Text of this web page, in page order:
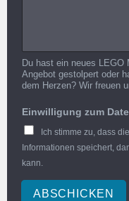
Du hast ein neues
Angebot gestolpert oder
dem Herzen? Wir freuen
Einwilligung zum
Ich stimme zu, dass
Informationen speichert,
kann.
ABSCHICKEN